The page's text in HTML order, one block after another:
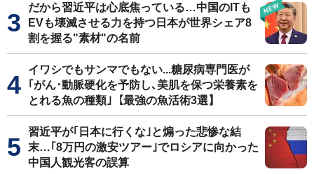
だから習近平は心底焦っている…中国のITも
EVも壊滅させる力を持つ日本が世界シェア8
割を握る"素材"の名前
イワシでもサンマでもない...糖尿病専門医が
｢がん･動脈硬化を予防し､美肌を保つ栄養素を
とれる魚の種類｣【最強の魚活術3選】
習近平が｢日本に行くな｣と煽った悲惨な結
末…｢8万円の激安ツアー｣でロシアに向かった
中国人観光客の誤算